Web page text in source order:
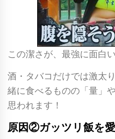
この潔さが、最強に面白
酒・タバコだけでは激太
緒に食べるものの「量」
思われます！
原因②ガッツリ飯を